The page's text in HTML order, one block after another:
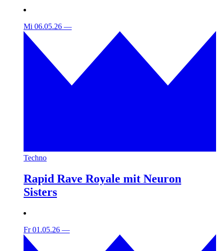
Mi 06.05.26 —
Techno
Rapid Rave Royale mit Neuron
Sisters
Fr 01.05.26 —